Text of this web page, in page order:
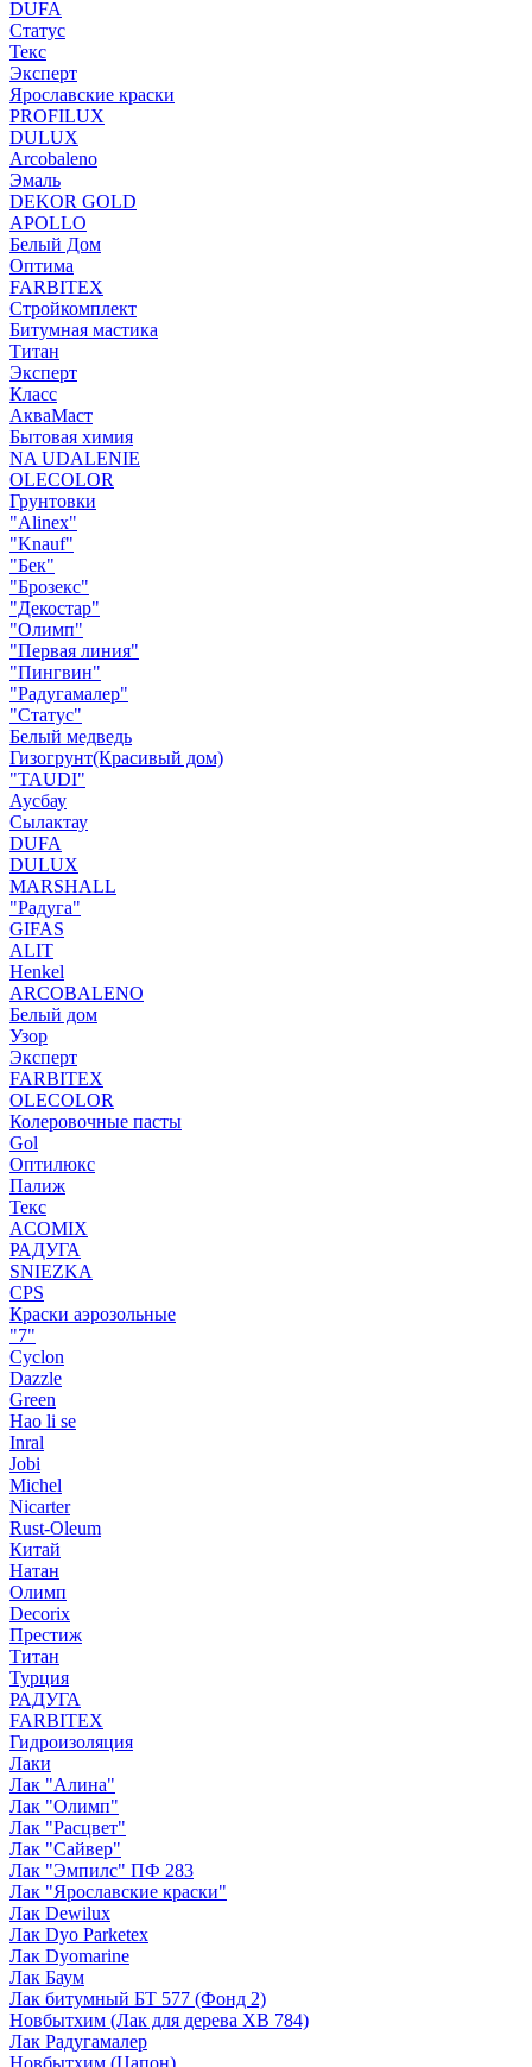
DUFA
Статус
Текс
Эксперт
Ярославские краски
PROFILUX
DULUX
Arcobaleno
Эмаль
DEKOR GOLD
APOLLO
Белый Дом
Оптима
FARBITEX
Стройкомплект
Битумная мастика
Титан
Эксперт
Класс
АкваМаст
Бытовая химия
NA UDALENIE
OLECOLOR
Грунтовки
"Alinex"
"Knauf"
"Бек"
"Брозекс"
"Декостар"
"Олимп"
"Первая линия"
"Пингвин"
"Радугамалер"
"Статус"
Белый медведь
Гизогрунт(Красивый дом)
"TAUDI"
Аусбау
Сылактау
DUFA
DULUX
MARSHALL
"Радуга"
GIFAS
ALIT
Henkel
ARCOBALENO
Белый дом
Узор
Эксперт
FARBITEX
OLECOLOR
Колеровочные пасты
Gol
Оптилюкс
Палиж
Текс
ACOMIX
РАДУГА
SNIEZKA
CPS
Краски аэрозольные
"7"
Cyclon
Dazzle
Green
Hao li se
Inral
Jobi
Michel
Nicarter
Rust-Oleum
Китай
Натан
Олимп
Decorix
Престиж
Титан
Турция
РАДУГА
FARBITEX
Гидроизоляция
Лаки
Лак "Алина"
Лак "Олимп"
Лак "Расцвет"
Лак "Сайвер"
Лак "Эмпилс" ПФ 283
Лак "Ярославские краски"
Лак Dewilux
Лак Dyo Parketex
Лак Dyomarine
Лак Баум
Лак битумный БТ 577 (Фонд 2)
Новбытхим (Лак для дерева ХВ 784)
Лак Радугамалер
Новбытхим (Цапон)